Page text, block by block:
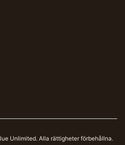
Unlimited. Alla rättigheter förbehållna.